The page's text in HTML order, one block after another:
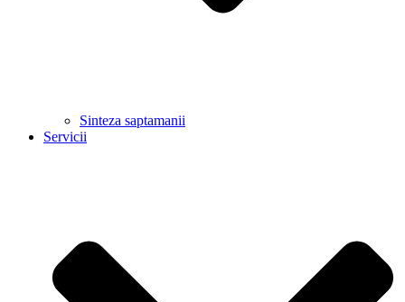
Sinteza saptamanii
Servicii